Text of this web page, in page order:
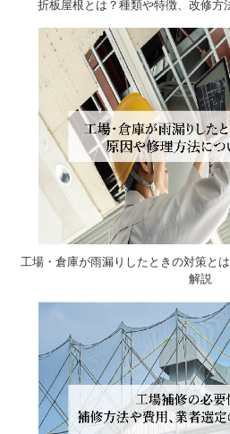
折板屋根とは？種類や特徴、改修方
工場・倉庫が雨漏りしたときの対策と
解説